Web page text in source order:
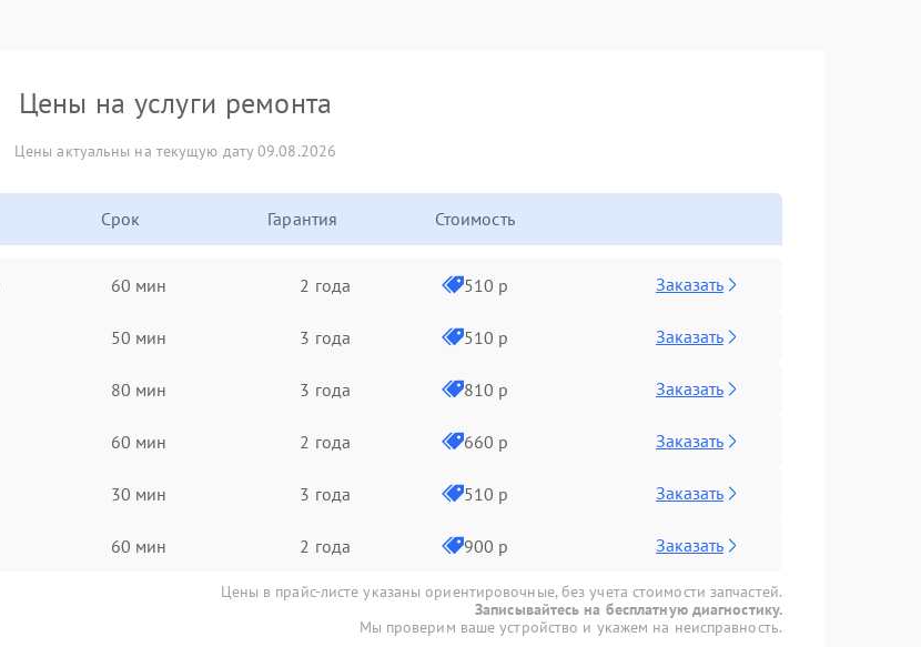
Цены на услуги ремонта
Цены актуальны на текущую дату 09.08.2026
Срок Гарантия Стоимость
60 мин 2 года 510 р Заказать
50 мин 3 года 510 р Заказать
80 мин 3 года 810 р Заказать
60 мин 2 года 660 р Заказать
30 мин 3 года 510 р Заказать
60 мин 2 года 900 р Заказать
Цены в прайс-листе указаны ориентировочные, без учета стоимости запчастей.
Записывайтесь на бесплатную диагностику.
Мы проверим ваше устройство и укажем на неисправность.